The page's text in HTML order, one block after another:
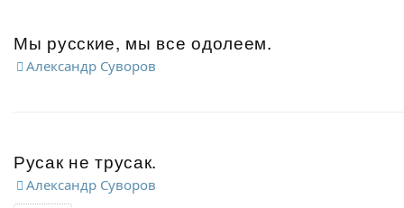
Мы русские, мы все одолеем.
Александр Суворов
Русак не трусак.
Александр Суворов